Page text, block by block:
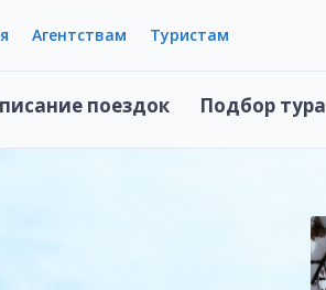
Агентствам Туристам
поездок Подбор тура